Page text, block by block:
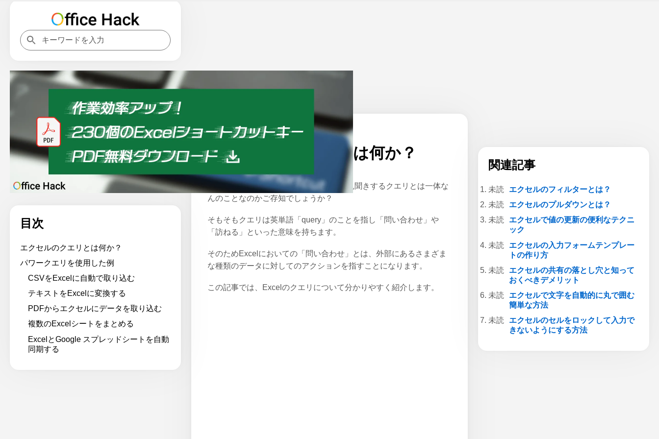
目次
エクセルのクエリとは何か？
パワークエリを使用した例
CSVをExcelに自動で取り込む
テキストをExcelに変換する
PDFからエクセルにデータを取り込む
複数のExcelシートをまとめる
ExcelとGoogle スプレッドシートを自動
同期する
ホーム > Excel 公開日：2024/06/28
エクセルのクエリとは何か？
Microsoft Excelを活用している際、よく見聞きするクエリとは一体な
んのことなのかご存知でしょうか？
そもそもクエリは英単語「query」のことを指し「問い合わせ」や
「訪ねる」といった意味を持ちます。
そのためExcelにおいての「問い合わせ」とは、外部にあるさまざま
な種類のデータに対してのアクションを指すことになります。
この記事では、Excelのクエリについて分かりやすく紹介します。
関連記事
エクセルのフィルターとは？
エクセルのプルダウンとは？
エクセルで値の更新の便利なテクニ
ック
エクセルの入力フォームテンプレー
トの作り方
エクセルの共有の落とし穴と知って
おくべきデメリット
エクセルで文字を自動的に丸で囲む
簡単な方法
エクセルのセルをロックして入力で
きないようにする方法